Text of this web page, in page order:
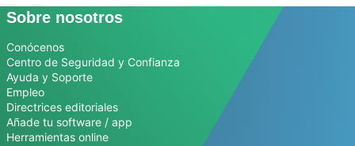
Sobre nosotros
Conócenos
Centro de Seguridad y Confianza
Ayuda y Soporte
Empleo
Directrices editoriales
Añade tu software / app
Herramientas online